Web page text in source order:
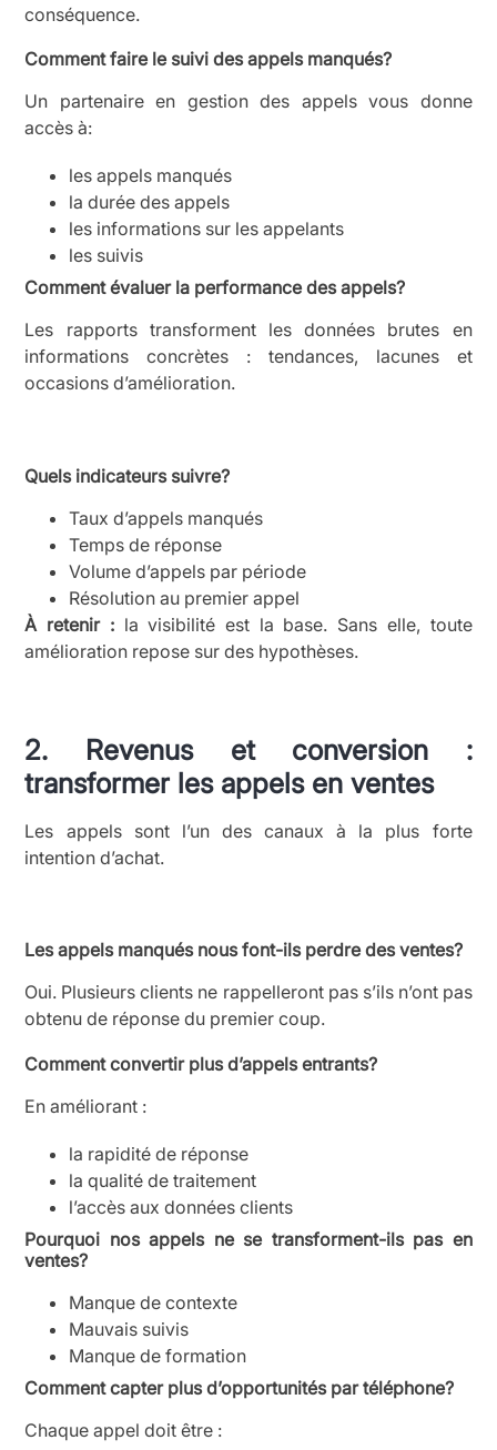
conséquence.
Comment faire le suivi des appels manqués?
Un partenaire en gestion des appels vous donne
accès à:
les appels manqués
la durée des appels
les informations sur les appelants
les suivis
Comment évaluer la performance des appels?
Les rapports transforment les données brutes en
informations concrètes : tendances, lacunes et
occasions d’amélioration.
Quels indicateurs suivre?
Taux d’appels manqués
Temps de réponse
Volume d’appels par période
Résolution au premier appel
À retenir :la visibilité est la base. Sans elle, toute
amélioration repose sur des hypothèses.
2. Revenus et conversion :
transformer les appels en ventes
Les appels sont l’un des canaux à la plus forte
intention d’achat.
Les appels manqués nous font-ils perdre des ventes?
Oui. Plusieurs clients ne rappelleront pas s’ils n’ont pas
obtenu de réponse du premier coup.
Comment convertir plus d’appels entrants?
En améliorant :
la rapidité de réponse
la qualité de traitement
l’accès aux données clients
Pourquoi nos appels ne se transforment-ils pas en
ventes?
Manque de contexte
Mauvais suivis
Manque de formation
Comment capter plus d’opportunités par téléphone?
Chaque appel doit être :